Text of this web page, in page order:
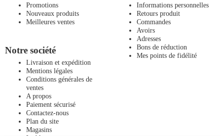
Promotions
Nouveaux produits
Meilleures ventes
Notre société
Livraison et expédition
Mentions légales
Conditions générales de
ventes
A propos
Paiement sécurisé
Contactez-nous
Plan du site
Magasins
Informations personnelles
Retours produit
Commandes
Avoirs
Adresses
Bons de réduction
Mes points de fidélité